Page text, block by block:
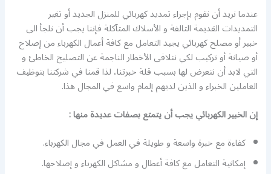
عندما نريد أن نقوم بإجراء تمديد كهربائي للمنزل الجديد أو تغير
التمديدات القديمة التالفة و الأسلاك المتآكلة فإننا يجب أن نلجأ الى
خبير أو مصلح كهربائي يجيد التعامل مع كافة أعمال الكهرباء من إصلاح
أو صيانة أو تركيب لكي نتلافى الأخطار الناجمة عن التصليح الخاطئ و
التي لابد أن نتعرض لها بسبب قلة خبرتنا، لذا قمنا في شركتنا بتوظيف
العاملين الخبراء و الذين لديهم إلمام واسع في المجال هذا.
إن الخبير الكهربائي يجب أن يتمتع بصفات عديدة منها :
كفاءة مع خبرة واسعة و طويلة في العمل في مجال الكهرباء.
إمكانية التعامل مع كافة أعطال و مشاكل الكهرباء و إصلاحها.